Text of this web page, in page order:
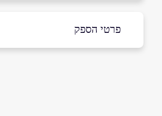
פרטי הספק